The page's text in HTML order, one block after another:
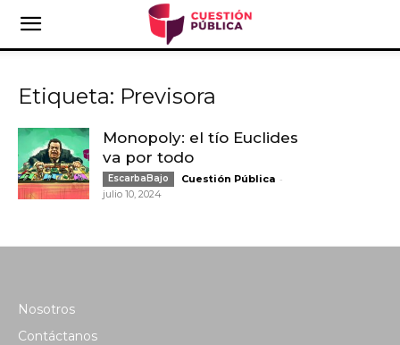
Etiqueta: Previsora
Monopoly: el tío Euclides
va por todo
EscarbaBajo Cuestión Pública -
julio 10, 2024
Nosotros
Contáctanos